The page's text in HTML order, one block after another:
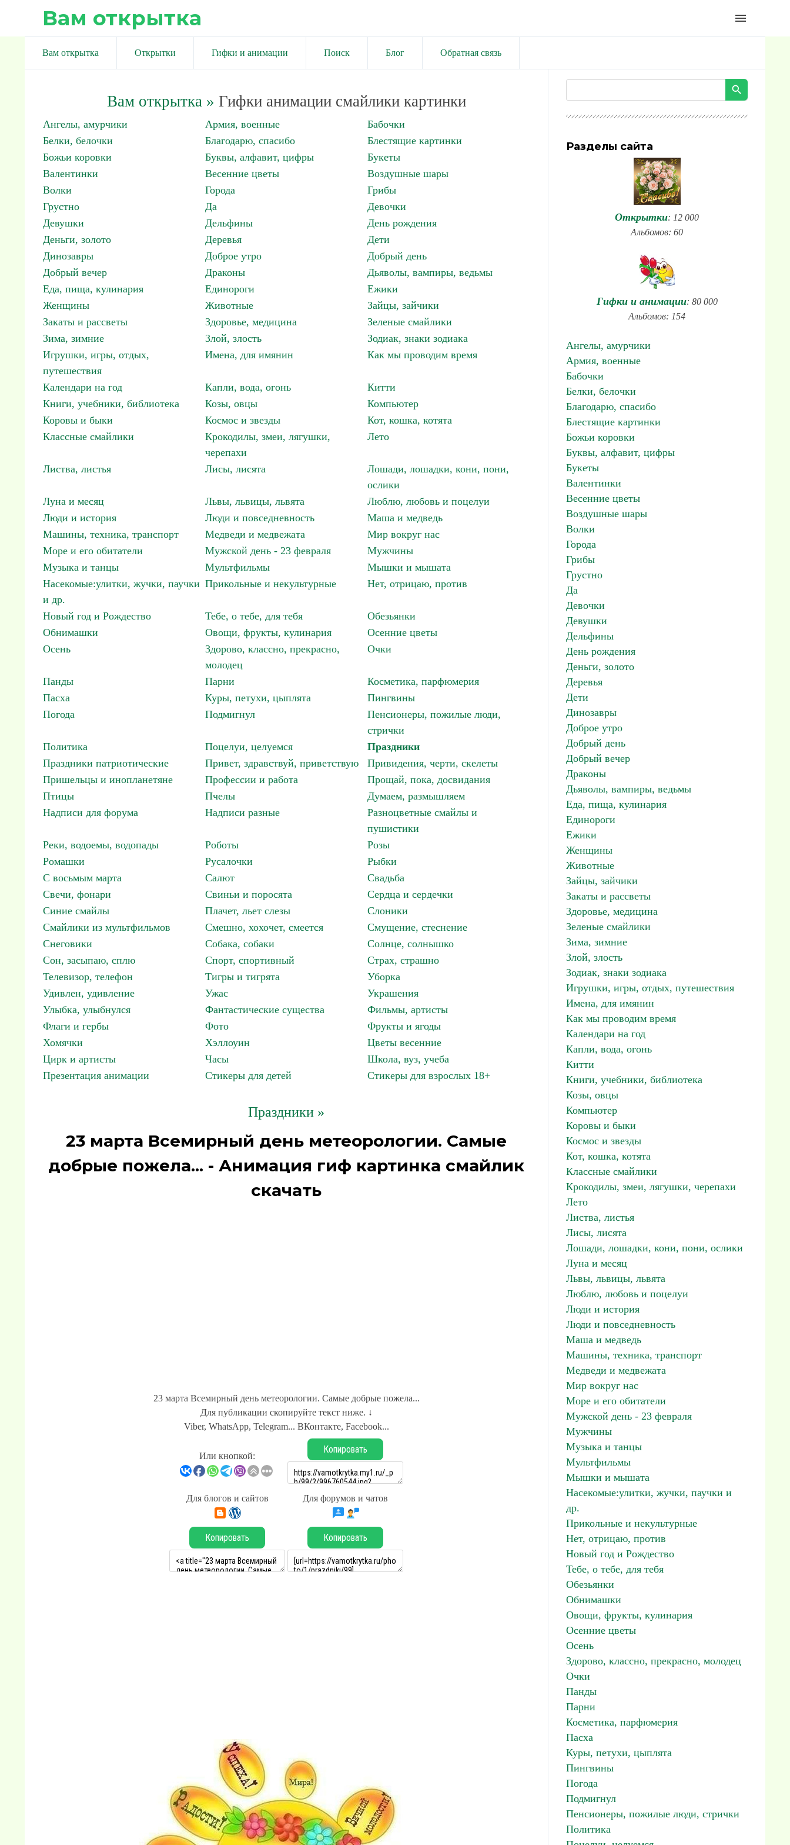
Вам открытка menu
Вам открытка Открытки Гифки и анимации Поиск Блог Обратная связь
Вам открытка» Гифки анимации смайлики картинки
Ангелы, амурчики Армия, военные
Бабочки
Белки, белочки
Благодарю, спасибо
Блестящие картинки
Божьи коровки
Буквы, алфавит, цифры
Букеты
Валентинки
Весенние цветы
Воздушные шары
Волки
Города
Грибы
Грустно
Да
Девочки
Девушки
Дельфины
День рождения
Деньги, золото
Деревья
Дети
Динозавры
Доброе утро
Добрый день
Добрый вечер
Драконы
Дьяволы, вампиры, ведьмы
Еда, пища, кулинария
Единороги
Ежики
Женщины
Животные
Зайцы, зайчики
Закаты и рассветы
Здоровье, медицина
Зеленые смайлики
Зима, зимние
Злой, злость
Зодиак, знаки зодиака
Игрушки, игры, отдых,
путешествия
Имена, для имянин Как мы проводим время
Календари на год Капли, вода, огонь
Китти
Книги, учебники, библиотека
Козы, овцы
Компьютер
Коровы и быки
Космос и звезды
Кот, кошка, котята
Классные смайлики
Крокодилы, змеи, лягушки,
черепахи
Лето
Листва, листья Лисы, лисята
Лошади, лошадки, кони, пони,
ослики
Луна и месяц
Львы, львицы, львята
Люблю, любовь и поцелуи
Люди и история
Люди и повседневность
Маша и медведь
Машины, техника, транспорт
Медведи и медвежата
Мир вокруг нас
Море и его обитатели
Мужской день - 23 февраля
Мужчины
Музыка и танцы
Мультфильмы
Мышки и мышата
Насекомые:улитки, жучки, паучки
и др.
Прикольные и некультурные Нет, отрицаю, против
Новый год и Рождество Тебе, о тебе, для тебя
Обезьянки
Обнимашки
Овощи, фрукты, кулинария
Осенние цветы
Осень
Здорово, классно, прекрасно,
молодец
Очки
Панды Парни
Косметика, парфюмерия
Пасха
Куры, петухи, цыплята
Пингвины
Погода
Подмигнул
Пенсионеры, пожилые люди,
стрички
Политика
Поцелуи, целуемся
Праздники
Праздники патриотические
Привет, здравствуй, приветствую
Привидения, черти, скелеты
Пришельцы и инопланетяне
Профессии и работа
Прощай, пока, досвидания
Птицы
Пчелы
Думаем, размышляем
Надписи для форума
Надписи разные
Разноцветные смайлы и
пушистики
Реки, водоемы, водопады
Роботы
Розы
Ромашки
Русалочки
Рыбки
С восьмым марта
Салют
Свадьба
Свечи, фонари
Свиньи и поросята
Сердца и сердечки
Синие смайлы
Плачет, льет слезы
Слоники
Смайлики из мультфильмов
Смешно, хохочет, смеется
Смущение, стеснение
Снеговики
Собака, собаки
Солнце, солнышко
Сон, засыпаю, сплю
Спорт, спортивный
Страх, страшно
Телевизор, телефон
Тигры и тигрята
Уборка
Удивлен, удивление
Ужас
Украшения
Улыбка, улыбнулся
Фантастические существа
Фильмы, артисты
Флаги и гербы
Фото
Фрукты и ягоды
Хомячки
Хэллоуин
Цветы весенние
Цирк и артисты
Часы
Школа, вуз, учеба
Презентация анимации
Стикеры для детей Стикеры для взрослых 18+
Праздники »
23 марта Всемирный день метеорологии. Самые
добрые пожела... - Анимация гиф картинка смайлик
скачать
23 марта Всемирный день метеорологии. Самые добрые пожела...
Для публикации скопируйте текст ниже. ↓
Viber, WhatsApp, Telegram... ВКонтакте, Facebook...
Или кнопкой:
Копировать
Для блогов и сайтов Для форумов и чатов
Копировать Копировать
Разделы сайта
Открытки: 12 000
Альбомов: 60
Гифки и анимации: 80 000
Альбомов: 154
Ангелы, амурчики
Армия, военные
Бабочки
Белки, белочки
Благодарю, спасибо
Блестящие картинки
Божьи коровки
Буквы, алфавит, цифры
Букеты
Валентинки
Весенние цветы
Воздушные шары
Волки
Города
Грибы
Грустно
Да
Девочки
Девушки
Дельфины
День рождения
Деньги, золото
Деревья
Дети
Динозавры
Доброе утро
Добрый день
Добрый вечер
Драконы
Дьяволы, вампиры, ведьмы
Еда, пища, кулинария
Единороги
Ежики
Женщины
Животные
Зайцы, зайчики
Закаты и рассветы
Здоровье, медицина
Зеленые смайлики
Зима, зимние
Злой, злость
Зодиак, знаки зодиака
Игрушки, игры, отдых, путешествия
Имена, для имянин
Как мы проводим время
Календари на год
Капли, вода, огонь
Китти
Книги, учебники, библиотека
Козы, овцы
Компьютер
Коровы и быки
Космос и звезды
Кот, кошка, котята
Классные смайлики
Крокодилы, змеи, лягушки, черепахи
Лето
Листва, листья
Лисы, лисята
Лошади, лошадки, кони, пони, ослики
Луна и месяц
Львы, львицы, львята
Люблю, любовь и поцелуи
Люди и история
Люди и повседневность
Маша и медведь
Машины, техника, транспорт
Медведи и медвежата
Мир вокруг нас
Море и его обитатели
Мужской день - 23 февраля
Мужчины
Музыка и танцы
Мультфильмы
Мышки и мышата
Насекомые:улитки, жучки, паучки и
др.
Прикольные и некультурные
Нет, отрицаю, против
Новый год и Рождество
Тебе, о тебе, для тебя
Обезьянки
Обнимашки
Овощи, фрукты, кулинария
Осенние цветы
Осень
Здорово, классно, прекрасно, молодец
Очки
Панды
Парни
Косметика, парфюмерия
Пасха
Куры, петухи, цыплята
Пингвины
Погода
Подмигнул
Пенсионеры, пожилые люди, стрички
Политика